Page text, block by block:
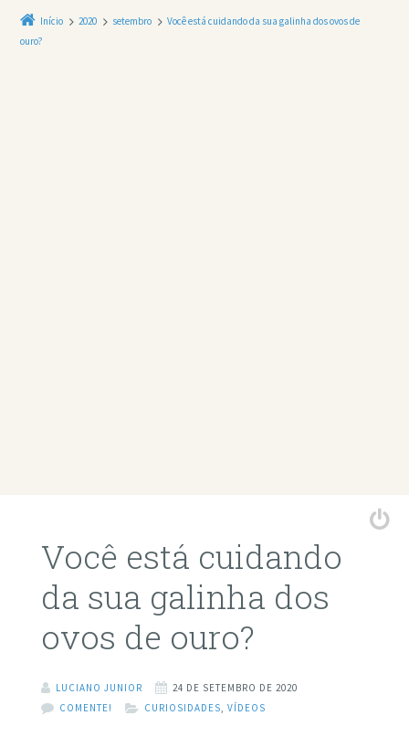
Início 2020 setembro
Você está cuidando da sua galinha dos ovos de
ouro?
Você está cuidando
da sua galinha dos
ovos de ouro?
LUCIANO JUNIOR
24 DE SETEMBRO DE 2020
COMENTE!
CURIOSIDADES VÍDEOS